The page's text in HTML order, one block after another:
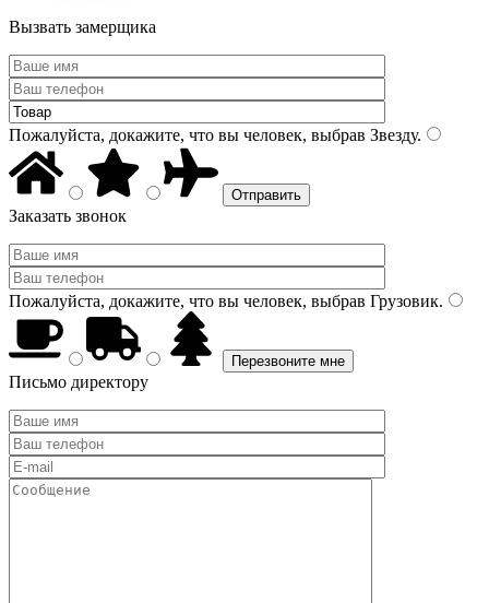
Вызвать замерщика
Пожалуйста, докажите, что вы человек, выбрав Звезду.
Заказать звонок
Пожалуйста, докажите, что вы человек, выбрав Грузовик.
Письмо директору